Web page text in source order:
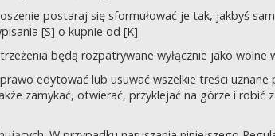
postaraj się sformułować je tak, jakbyś
[S] o kupnie od [K]
będą rozpatrywane wyłącznie jako wolne
edytować lub usuwać wszelkie treści uznane
zamykać, otwierać, przyklejać na górze i robić